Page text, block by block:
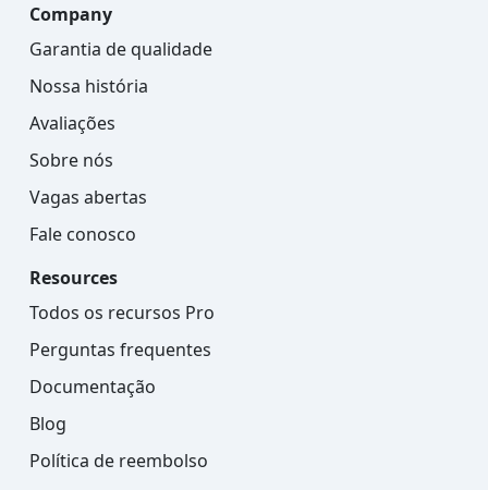
Company
Garantia de qualidade
Nossa história
Avaliações
Sobre nós
Vagas abertas
Fale conosco
Resources
Todos os recursos Pro
Perguntas frequentes
Documentação
Blog
Política de reembolso